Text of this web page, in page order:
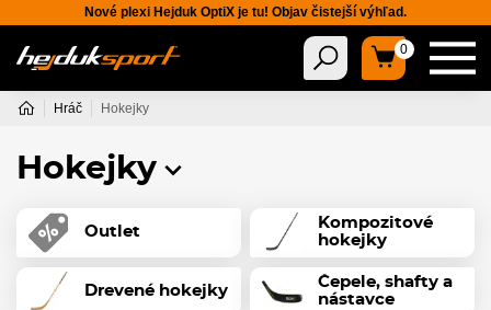
Nové plexi Hejduk OptiX je tu! Objav čistejší výhľad.
0
Hráč Hokejky
Hokejky
Outlet
Kompozitové
hokejky
Drevené hokejky
Čepele, shafty a
nástavce